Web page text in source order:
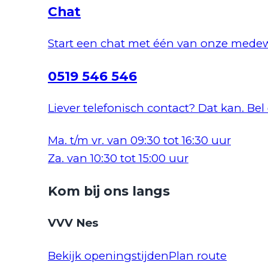
Chat
Start een chat met één van onze
0519 546 546
Liever telefonisch contact? Dat kan. Bel
Ma. t/m vr. van 09:30 tot 16:30 uur
Za. van 10:30 tot 15:00 uur
Kom bij ons langs
VVV Nes
Bekijk openingstijdenPlan route